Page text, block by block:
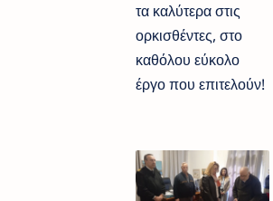
τα καλύτερα στις
ορκισθέντες, στο
καθόλου εύκολο
έργο που επιτελούν!